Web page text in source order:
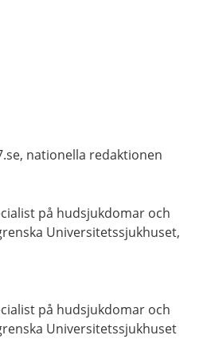
nationella redaktionen
på hudsjukdomar och
Universitetssjukhuset,
på hudsjukdomar och
Universitetssjukhuset